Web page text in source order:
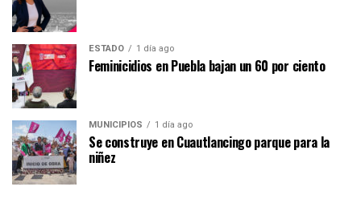
ESTADO 1 día ago
Feminicidios en Puebla bajan un 60 por ciento
MUNICIPIOS 1 día ago
Se construye en Cuautlancingo parque para la
niñez